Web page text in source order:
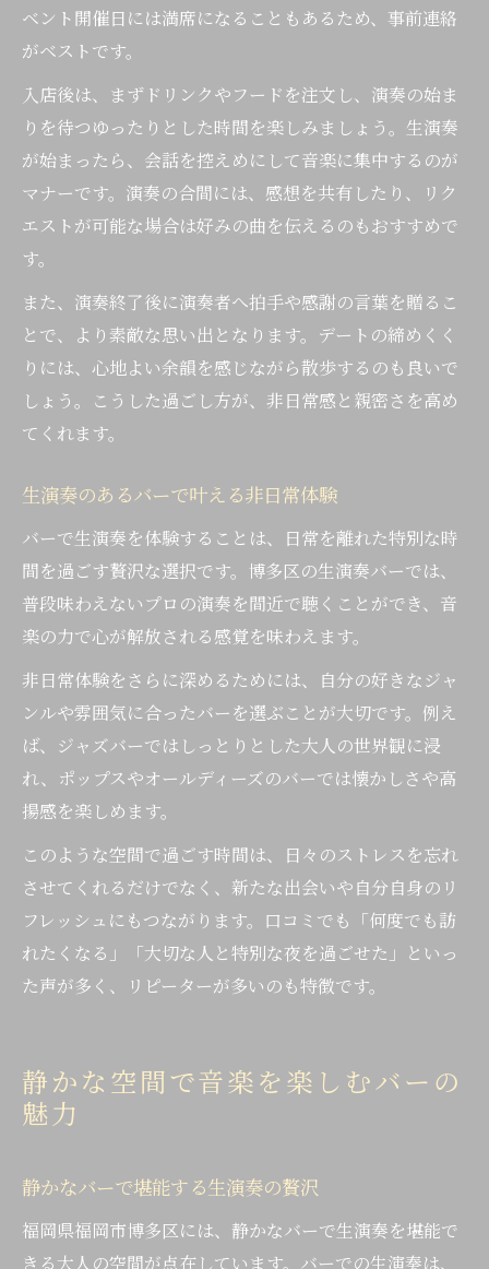
ベント開催日には満席になることもあるため、事前連絡
がベストです。
入店後は、まずドリンクやフードを注文し、演奏の始ま
りを待つゆったりとした時間を楽しみましょう。生演奏
が始まったら、会話を控えめにして音楽に集中するのが
マナーです。演奏の合間には、感想を共有したり、リク
エストが可能な場合は好みの曲を伝えるのもおすすめで
す。
また、演奏終了後に演奏者へ拍手や感謝の言葉を贈るこ
とで、より素敵な思い出となります。デートの締めくく
りには、心地よい余韻を感じながら散歩するのも良いで
しょう。こうした過ごし方が、非日常感と親密さを高め
てくれます。
生演奏のあるバーで叶える非日常体験
バーで生演奏を体験することは、日常を離れた特別な時
間を過ごす贅沢な選択です。博多区の生演奏バーでは、
普段味わえないプロの演奏を間近で聴くことができ、音
楽の力で心が解放される感覚を味わえます。
非日常体験をさらに深めるためには、自分の好きなジャ
ンルや雰囲気に合ったバーを選ぶことが大切です。例え
ば、ジャズバーではしっとりとした大人の世界観に浸
れ、ポップスやオールディーズのバーでは懐かしさや高
揚感を楽しめます。
このような空間で過ごす時間は、日々のストレスを忘れ
させてくれるだけでなく、新たな出会いや自分自身のリ
フレッシュにもつながります。口コミでも「何度でも訪
れたくなる」「大切な人と特別な夜を過ごせた」といっ
た声が多く、リピーターが多いのも特徴です。
静かな空間で音楽を楽しむバーの
魅力
静かなバーで堪能する生演奏の贅沢
福岡県福岡市博多区には、静かなバーで生演奏を堪能で
きる大人の空間が点在しています。バーでの生演奏は、